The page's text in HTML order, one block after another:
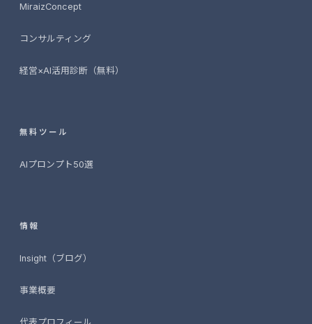
MiraizConcept
コンサルティング
経営×AI活用診断（無料）
無料ツール
AIプロンプト50選
情報
Insight（ブログ）
事業概要